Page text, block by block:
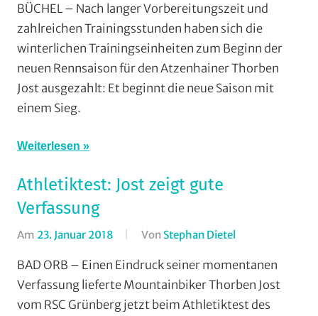
Country
Mountainbike
RSC
Grünberg,
RSG
BÜCHEL – Nach langer Vorbereitungszeit und
zahlreichen Trainingsstunden haben sich die
winterlichen Trainingseinheiten zum Beginn der
neuen Rennsaison für den Atzenhainer Thorben
Jost ausgezahlt: Et beginnt die neue Saison mit
einem Sieg.
Weiterlesen
Athletiktest: Jost zeigt gute
Verfassung
Am 23. Januar 2018 Von Stephan Dietel
Country ,
Mountainbike
RSC
BAD ORB – Einen Eindruck seiner momentanen
Verfassung lieferte Mountainbiker Thorben Jost
vom RSC Grünberg jetzt beim Athletiktest des